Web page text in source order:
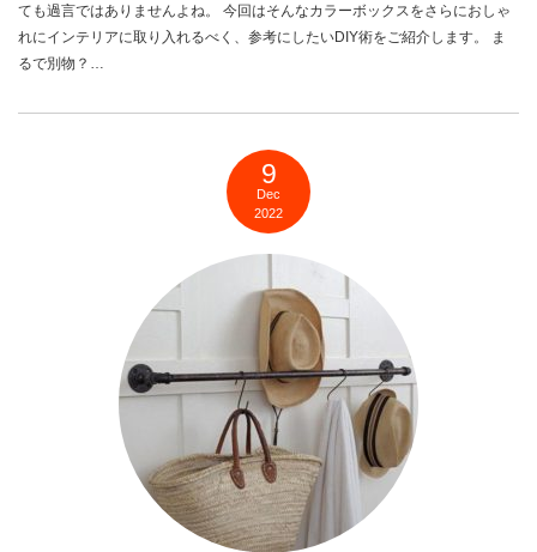
ても過言ではありませんよね。 今回はそんなカラーボックスをさらにおしゃ
れにインテリアに取り入れるべく、参考にしたいDIY術をご紹介します。 ま
るで別物？…
9
Dec
2022